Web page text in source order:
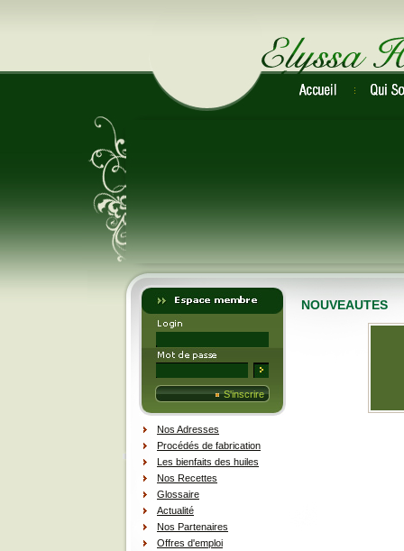
S'inscrire
Nos Adresses
Procédés de fabrication
Les bienfaits des huiles
Nos Recettes
Glossaire
Actualité
Nos Partenaires
Offres d'emploi
NOUVEAUTES